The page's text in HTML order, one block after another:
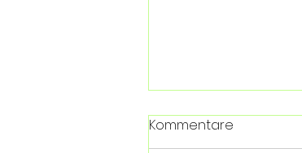
Kommentare